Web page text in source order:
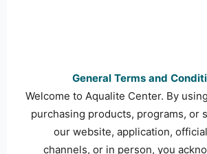
General Terms and
Welcome to Aqualite Center. By
purchasing products, programs, or
our website, application,
channels, or in person, you